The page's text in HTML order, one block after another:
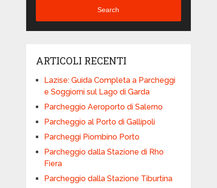
Search
ARTICOLI RECENTI
Lazise: Guida Completa a Parcheggi
e Soggiorni sul Lago di Garda
Parcheggio Aeroporto di Salerno
Parcheggio al Porto di Gallipoli
Parcheggi Piombino Porto
Parcheggio dalla Stazione di Rho
Fiera
Parcheggio dalla Stazione Tiburtina